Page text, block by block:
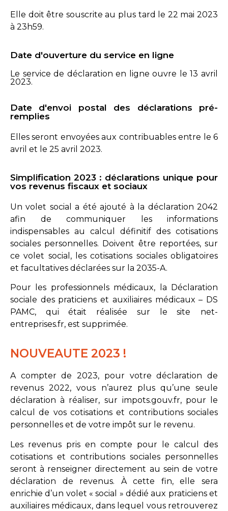
Elle doit être souscrite au plus tard le 22 mai 2023
à 23h59.
Date d'ouverture du service en ligne
Le service de déclaration en ligne ouvre
le 13 avril
2023.
Date d'envoi postal des déclarations pré-
remplies
Elles seront envoyées aux contribuables entre le 6
avril et le 25 avril 2023.
Simplification 2023 : déclarations unique pour
vos revenus fiscaux et sociaux
Un volet social a été ajouté à la déclaration 2042
afin de communiquer les informations
indispensables au calcul définitif des cotisations
sociales personnelles. Doivent être reportées, sur
ce volet social, les cotisations sociales obligatoires
et facultatives déclarées sur la 2035-A.
Pour les professionnels médicaux, la Déclaration
sociale des praticiens et auxiliaires médicaux – DS
PAMC, qui était réalisée sur le site
net-
entreprises.fr, est supprimée.
NOUVEAUTE 2023 !
A compter de 2023, pour votre déclaration de
revenus 2022, vous n’aurez plus qu’une seule
déclaration à réaliser, sur impots.gouv.fr, pour le
calcul de vos cotisations et contributions sociales
personnelles et de votre impôt sur le revenu.
Les revenus pris en compte pour le calcul des
cotisations et contributions sociales personnelles
seront à renseigner directement au sein de votre
déclaration de revenus. À cette fin, elle sera
enrichie d’un volet « social » dédié aux praticiens et
auxiliaires médicaux, dans lequel vous retrouverez